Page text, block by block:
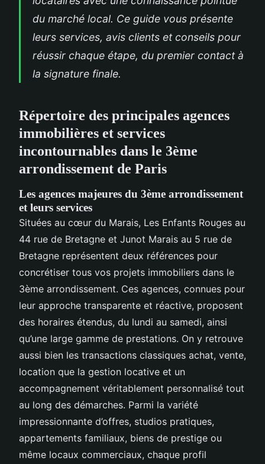
du marché local. Ce guide vous présente
leurs services, avis clients et conseils pour
réussir chaque étape, du premier contact à
la signature finale.
Répertoire des principales agences
immobilières et services
incontournables dans le 3ème
arrondissement de Paris
Les agences majeures du 3ème arrondissement
et leurs services
Situées au cœur du Marais, Les Enfants Rouges au
44 rue de Bretagne et Junot Marais au 5 rue de
Bretagne représentent deux références pour
concrétiser tous vos projets immobiliers dans le
3ème arrondissement. Ces agences, connues pour
leur approche transparente et réactive, proposent
des horaires étendus, du lundi au samedi, ainsi
qu’une large gamme de prestations. On y retrouve
aussi bien les transactions classiques achat, vente,
location que la gestion locative et un
accompagnement véritablement personnalisé tout
au long des démarches. Parmi la variété
impressionnante d’offres, studios pratiques,
appartements familiaux, biens de prestige ou
même locaux commerciaux, chaque profil